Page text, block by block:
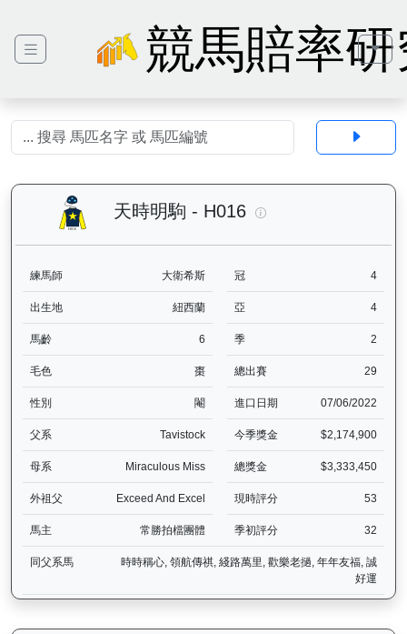
競馬賠率
天時明駒 - H016 天時明駒（H016
練馬師 大衛希斯 冠 4
出生地 紐西蘭 亞 4
馬齡 6 季 2
毛色 棗 總出賽 29
性別 閹 進口日期 07/06/2022
父系 Tavistock 今季獎金 $2,174,900
母系 Miraculous Miss 總獎金 $3,333,450
外祖父 Exceed And Excel 現時評分 53
馬主 常勝拍檔團體 季初評分 32
同父系馬
時時稱心, 領航傳祺, 綫路萬里, 歡樂老撾, 年年友福, 誠
好運